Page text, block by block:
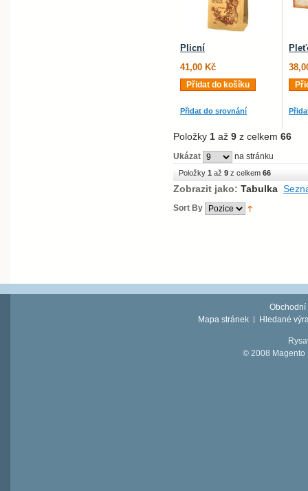
Plicní
41,00 Kč
Přidat do košíku
Přidat do srovnání
Položky 1 až 9 z celkem 66
Ukázat na stránku
Položky 1 až 9 z celkem 66
Zobrazit jako: Tabulka
Sort By
Obchodní
Mapa stránek
Hledané
© 2008 Magento